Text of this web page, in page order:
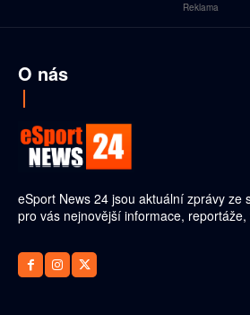
Reklama
O nás
eSport News 24 jsou aktuální zprávy ze
pro vás nejnovější informace, reportáže,